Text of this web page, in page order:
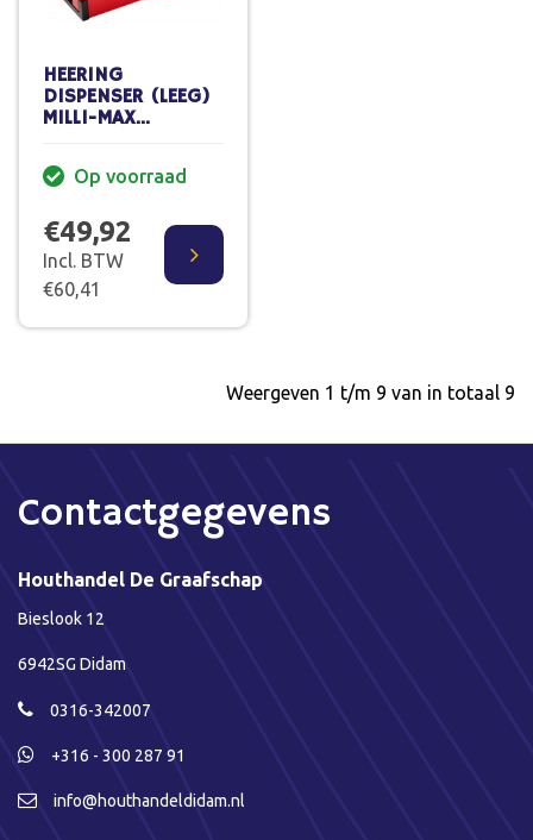
HEERING
DISPENSER (LEEG)
MILLI-MAX
TRANSPARANT/ORANJE
Op voorraad
€49,92
Incl. BTW
€60,41
Weergeven 1 t/m 9 van in totaal 9
Contactgegevens
Houthandel De Graafschap
Bieslook 12
6942SG Didam
0316-342007
+316 - 300 287 91
info@houthandeldidam.nl